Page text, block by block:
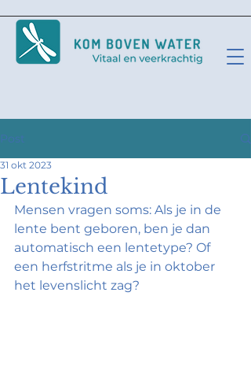
Post
Lentekind
31 okt 2023
Mensen vragen soms: Als je in de
lente bent geboren, ben je dan
automatisch een lentetype? Of
een herfstritme als je in oktober
het levenslicht zag?